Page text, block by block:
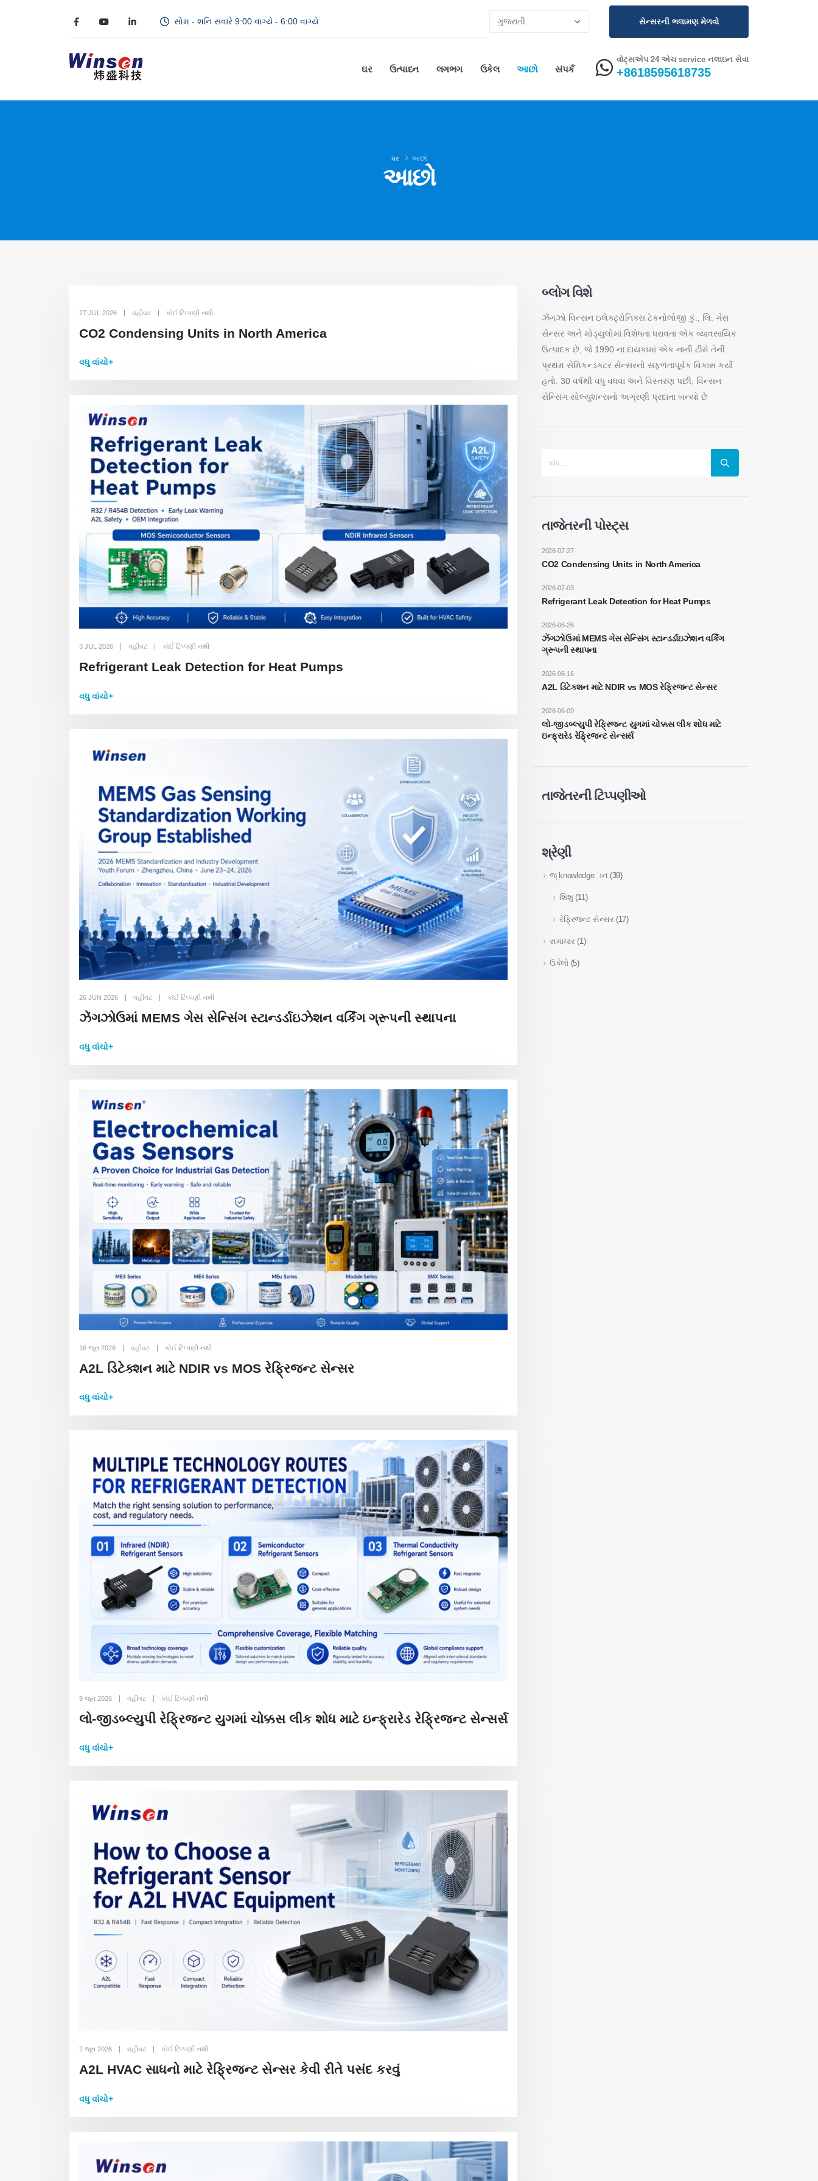
સોમ - શનિ સવારે 9:00 વાગ્યે - 6:00 વાગ્યે સેન્સરની ભલામણ મેળવો
ઘર ઉત્પાદન લગભગ ઉકેલ આછો સંપર્ક
વોટ્સએપ 24 એચ service નલાઇન સેવા
+8618595618735
ઘર આછો
આછો
27 JUL 2026 વહીવટ કોઈ ટિપ્પણી નથી
CO2 Condensing Units in North America
વધુ વાંચો+
3 JUL 2026 વહીવટ કોઈ ટિપ્પણી નથી
Refrigerant Leak Detection for Heat Pumps
વધુ વાંચો+
26 JUN 2026 વહીવટ કોઈ ટિપ્પણી નથી
ઝેંગઝોઉમાં MEMS ગેસ સેન્સિંગ સ્ટાન્ડર્ડાઇઝેશન વર્કિંગ ગ્રૂપની સ્થાપના
વધુ વાંચો+
16 જૂન 2026 વહીવટ કોઈ ટિપ્પણી નથી
A2L ડિટેક્શન માટે NDIR vs MOS રેફ્રિજન્ટ સેન્સર
વધુ વાંચો+
9 જૂન 2026 વહીવટ કોઈ ટિપ્પણી નથી
લો-જીડબ્લ્યુપી રેફ્રિજન્ટ યુગમાં ચોક્કસ લીક ​​શોધ માટે ઇન્ફ્રારેડ રેફ્રિજન્ટ સેન્સર્સ
વધુ વાંચો+
2 જૂન 2026 વહીવટ કોઈ ટિપ્પણી નથી
A2L HVAC સાધનો માટે રેફ્રિજન્ટ સેન્સર કેવી રીતે પસંદ કરવું
વધુ વાંચો+
બ્લોગ વિશે
ઝેંગઝો વિન્સન ઇલેક્ટ્રોનિક્સ ટેકનોલોજી કું., લિ. ગેસ
સેન્સર અને મોડ્યુલોમાં વિશેષતા ધરાવતા એક વ્યાવસાયિક
ઉત્પાદક છે, જે 1990 ના દાયકામાં એક નાની ટીમે તેની
પ્રથમ સેમિકન્ડક્ટર સેન્સરનો સફળતાપૂર્વક વિકાસ કર્યો
હતો. 30 વર્ષથી વધુ વધવા અને વિસ્તરણ પછી, વિન્સન
સેન્સિંગ સોલ્યુશન્સનો અગ્રણી પ્રદાતા બન્યો છે
તાજેતરની પોસ્ટ્સ
CO2 Condensing Units in North America
2026-07-27
Refrigerant Leak Detection for Heat Pumps
2026-07-03
ઝેંગઝોઉમાં MEMS ગેસ સેન્સિંગ સ્ટાન્ડર્ડાઇઝેશન વર્કિંગ
ગ્રૂપની સ્થાપના
2026-06-26
A2L ડિટેક્શન માટે NDIR vs MOS રેફ્રિજન્ટ સેન્સર
2026-06-16
લો-જીડબ્લ્યુપી રેફ્રિજન્ટ યુગમાં ચોક્કસ લીક ​​શોધ માટે
ઇન્ફ્રારેડ રેફ્રિજન્ટ સેન્સર્સ
2026-06-09
તાજેતરની ટિપ્પણીઓ
શ્રેણી
જ્ knowledgeાન (39)
શિશુ(11)
રેફ્રિજન્ટ સેન્સર (17)
સમાચાર (1)
ઉકેલો(5)